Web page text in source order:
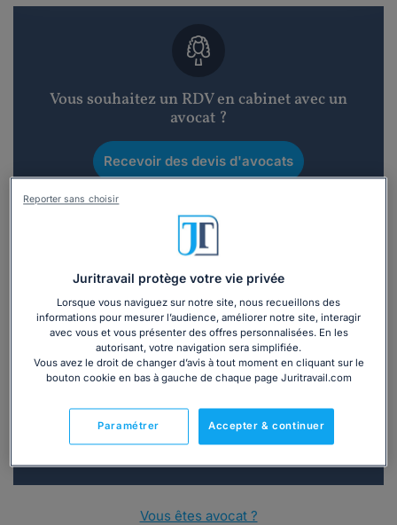
Vous souhaitez un RDV en cabinet avec un
avocat ?
Recevoir des devis d'avocats
Vous souhaitez une consultation par
téléphone ?
Consulter immédiatement
ou appelez le01 75 75 42 33(8h à 21h du lundi au
vendredi)
Vous êtes avocat ?
Juritravail protège votre vie privée
Lorsque vous naviguez sur notre site, nous recueillons des
informations pour mesurer l’audience, améliorer notre site, interagir
avec vous et vous présenter des offres personnalisées. En les
autorisant, votre navigation sera simplifiée.
Vous avez le droit de changer d’avis à tout moment en cliquant sur le
bouton cookie en bas à gauche de chaque page Juritravail.com
Accepter & continuer
Paramétrer
Reporter sans choisir